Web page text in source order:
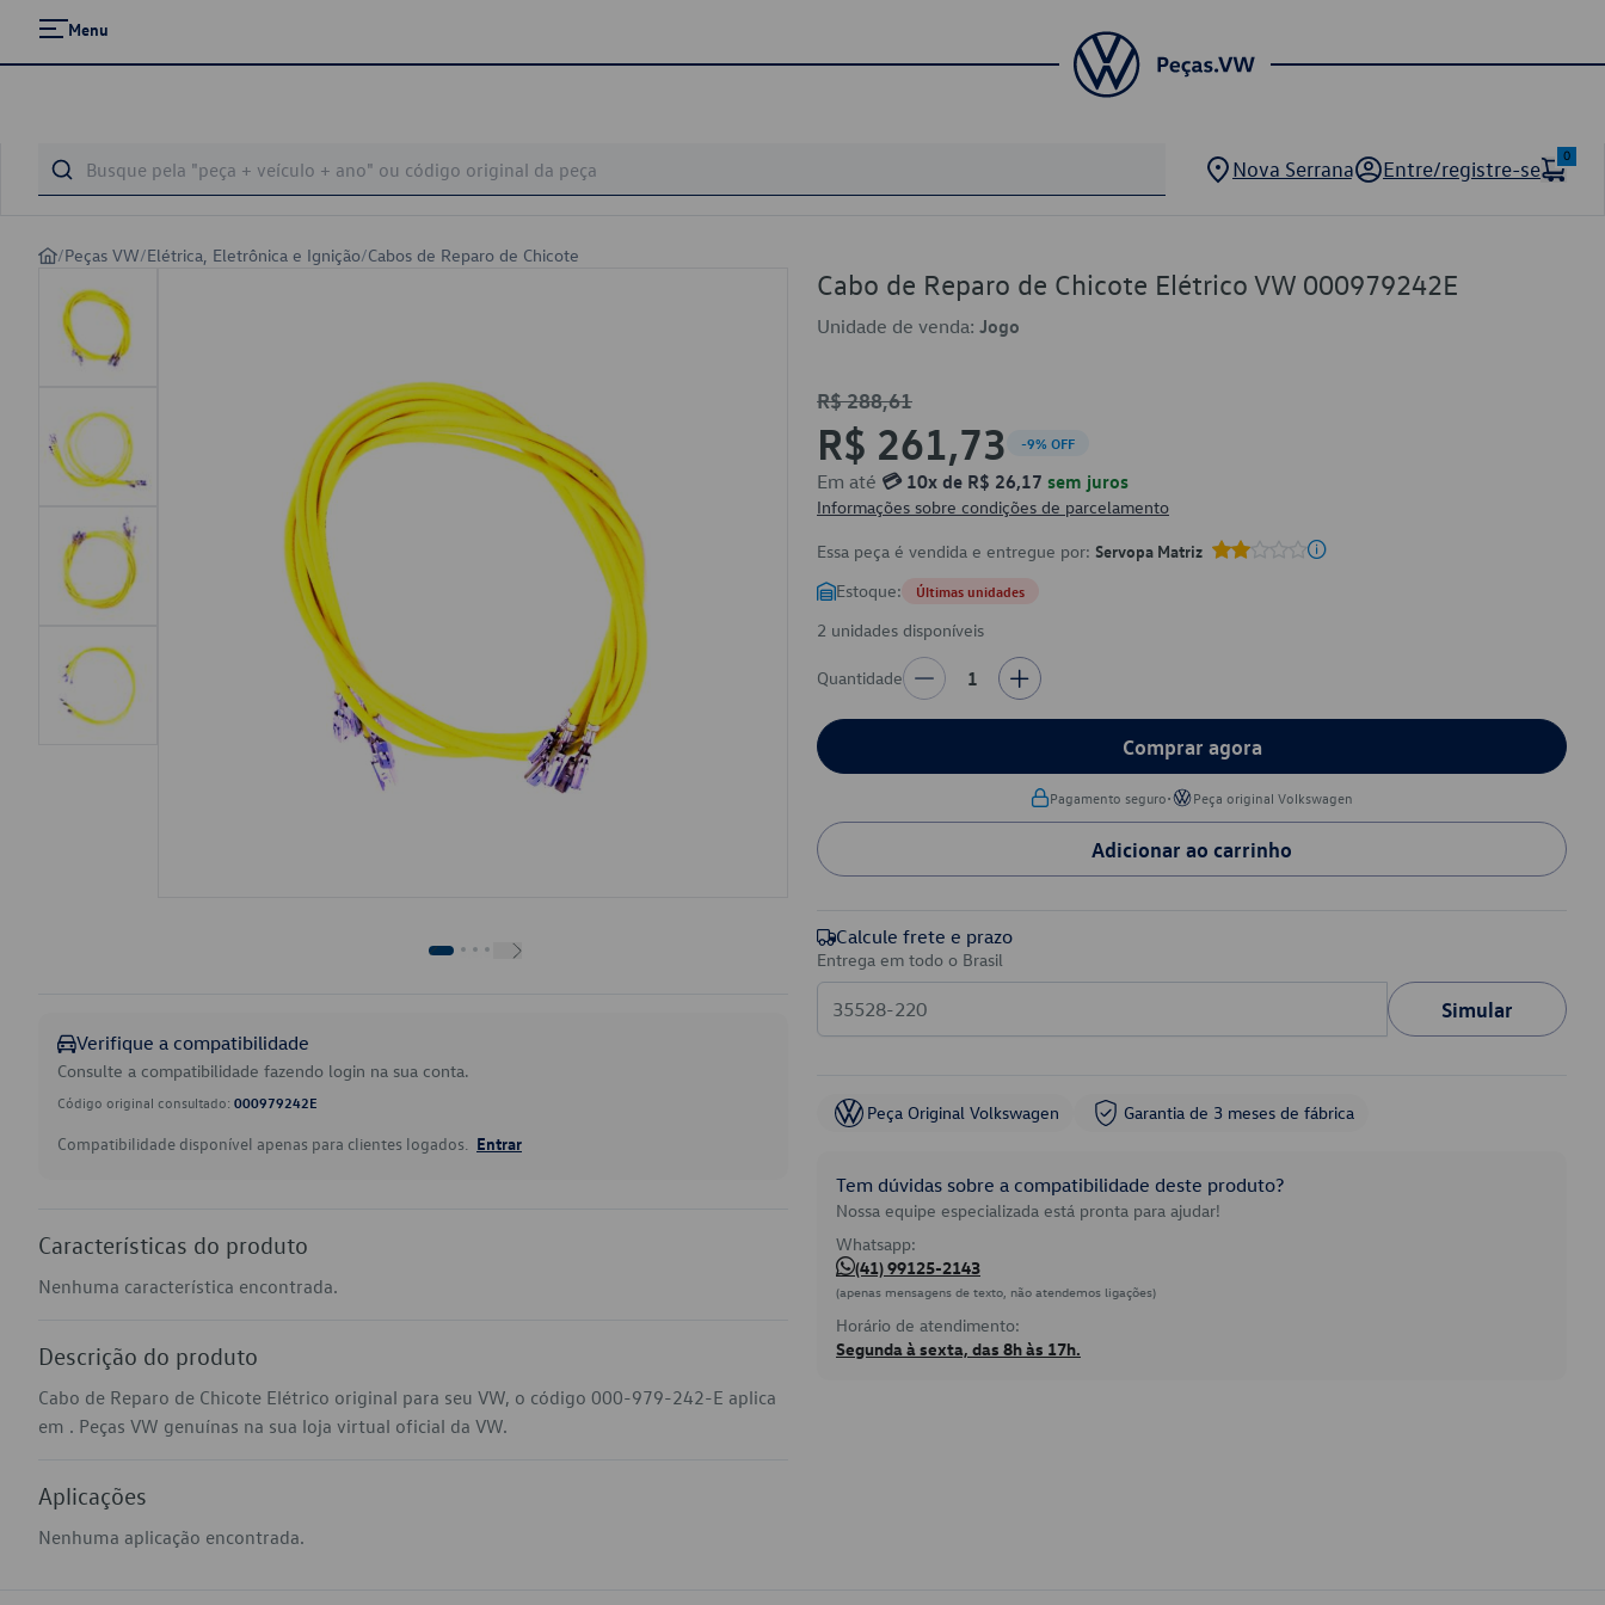
Menu
Nova Serrana Entre/registre-se
0
/Peças VW/Elétrica, Eletrônica e Ignição/Cabos de Reparo de Chicote
Verifique a compatibilidade
Consulte a compatibilidade fazendo login na sua conta.
Código original consultado: 000979242E
Compatibilidade disponível apenas para clientes logados. Entrar
Características do produto
Nenhuma característica encontrada.
Descrição do produto
Cabo de Reparo de Chicote Elétrico original para seu VW, o código 000-979-242-E aplica
em . Peças VW genuínas na sua loja virtual oficial da VW.
Aplicações
Nenhuma aplicação encontrada.
Cabo de Reparo de Chicote Elétrico VW 000979242E
Unidade de venda: Jogo
R$ 288,61
R$ 261,73 -9% OFF
Em até 💳 10x de R$ 26,17 sem juros
Informações sobre condições de parcelamento
Essa peça é vendida e entregue por: Servopa Matriz
Estoque: Últimas unidades
2 unidades disponíveis
Quantidade 1
Comprar agora
Pagamento seguro• Peça original Volkswagen
Adicionar ao carrinho
Calcule frete e prazo
Entrega em todo o Brasil
Simular
Peça Original Volkswagen Garantia de 3 meses de fábrica
Tem dúvidas sobre a compatibilidade deste produto?
Nossa equipe especializada está pronta para ajudar!
Whatsapp:
(41) 99125-2143
(apenas mensagens de texto, não atendemos ligações)
Horário de atendimento:
Segunda à sexta, das 8h às 17h.